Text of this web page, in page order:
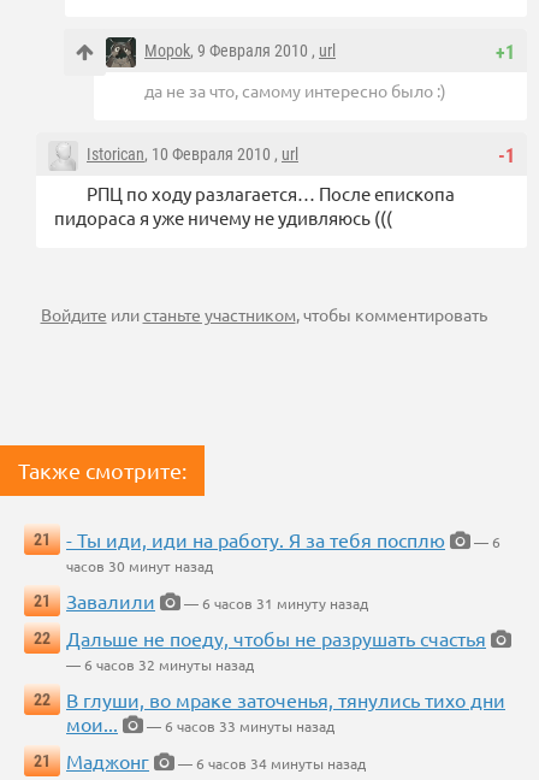
+1
Mopok, 9 Февраля 2010 , url
да не за что, самому интересно было :)
-1
Istorican, 10 Февраля 2010 , url
РПЦ по ходу разлагается… После епископа
пидораса я уже ничему не удивляюсь (((
Войдите илистаньте участником, чтобы комментировать
Также смотрите:
21 - Ты иди, иди на работу. Я за тебя посплю
— 6
часов 30 минут назад
21
Завалили
— 6 часов 31 минуту назад
22
Дальше не поеду, чтобы не разрушать счастья
— 6 часов 32 минуты назад
22
В глуши, во мраке заточенья, тянулись тихо дни
мои...
— 6 часов 33 минуты назад
21
Маджонг
— 6 часов 34 минуты назад